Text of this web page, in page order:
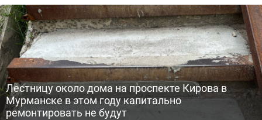
Лестницу около дома на проспекте Кирова в
Мурманске в этом году капитально
ремонтировать не будут